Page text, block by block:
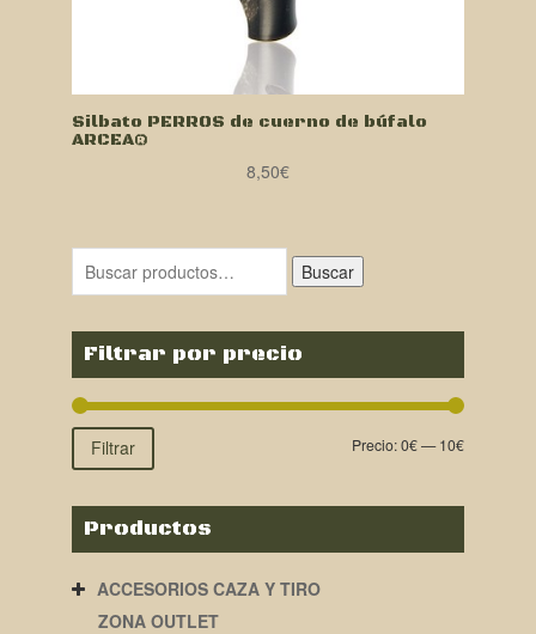
Silbato PERROS de cuerno de búfalo
ARCEA®
8,50€
Buscar
Filtrar por precio
Filtrar Precio:0€—10€
Productos
ACCESORIOS CAZA Y TIRO
ZONA OUTLET